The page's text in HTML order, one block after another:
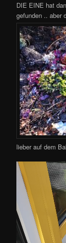
DIE EINE hat
gefunden .. aber
lieber auf dem
Video-
Player